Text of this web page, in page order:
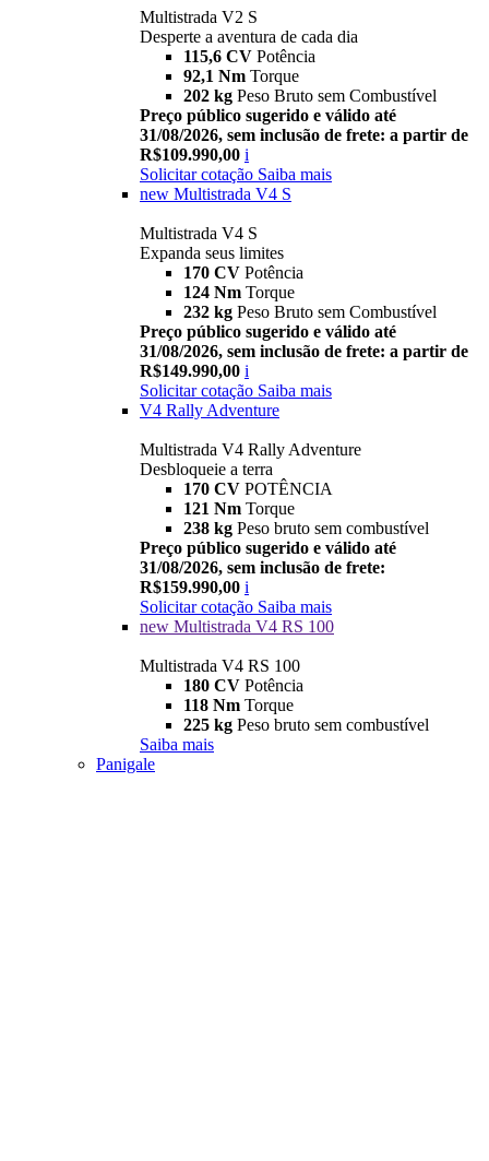
Multistrada V2 S
Desperte a aventura de cada dia
115,6 CV Potência
92,1 Nm Torque
202 kg Peso Bruto sem Combustível
Preço público sugerido e válido até
31/08/2026, sem inclusão de frete: a partir de
R$109.990,00 i
Solicitar cotação Saiba mais
new Multistrada V4 S
Multistrada V4 S
Expanda seus limites
170 CV Potência
124 Nm Torque
232 kg Peso Bruto sem Combustível
Preço público sugerido e válido até
31/08/2026, sem inclusão de frete: a partir de
R$149.990,00 i
Solicitar cotação Saiba mais
V4 Rally Adventure
Multistrada V4 Rally Adventure
Desbloqueie a terra
170 CV POTÊNCIA
121 Nm Torque
238 kg Peso bruto sem combustível
Preço público sugerido e válido até
31/08/2026, sem inclusão de frete:
R$159.990,00 i
Solicitar cotação Saiba mais
new Multistrada V4 RS 100
Multistrada V4 RS 100
180 CV Potência
118 Nm Torque
225 kg Peso bruto sem combustível
Saiba mais
Panigale